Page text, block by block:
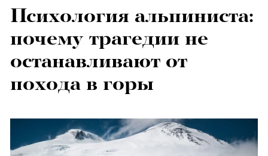
Психология альпиниста:
почему трагедии не
останавливают от
похода в горы